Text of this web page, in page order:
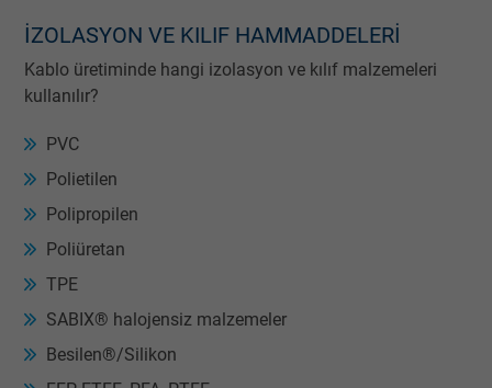
İZOLASYON VE KILIF HAMMADDELERI
Kablo üretiminde hangi izolasyon ve kılıf malzemeleri
kullanılır?
PVC
Polietilen
Polipropilen
Poliüretan
TPE
SABIX® halojensiz malzemeler
Besilen®/Silikon